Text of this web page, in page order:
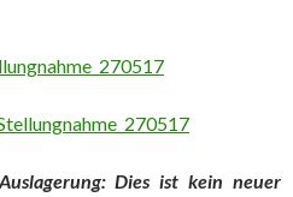
Dies ist kein neuer